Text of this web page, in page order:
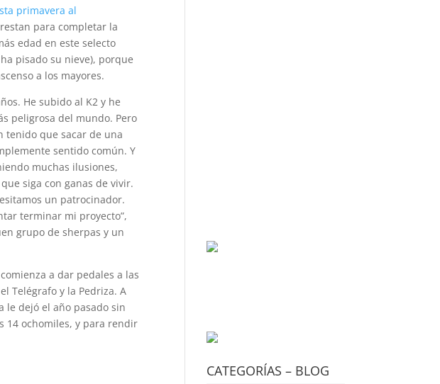
primavera al
para completar la
edad en este selecto
pisado su nieve), porque
a los mayores.
He subido al K2 y he
peligrosa del mundo. Pero
tenido que sacar de una
sentido común. Y
muchas ilusiones,
siga con ganas de vivir.
un patrocinador.
terminar mi proyecto”,
grupo de sherpas y un
a dar pedales a las
Telégrafo y la Pedriza. A
le dejó el año pasado sin
14 ochomiles, y para rendir
CATEGORÍAS – BLOG